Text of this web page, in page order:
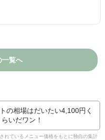
一覧へ
の相場はだいたい4,100円 く
らいだワン！
れているメニュー価格をもとに独自の集計